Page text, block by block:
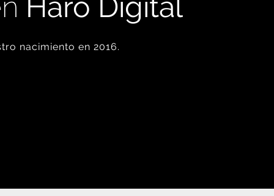
nacimiento en 2016.